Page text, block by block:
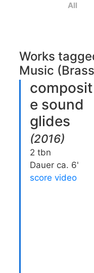
All
Works
Music
composit
e sound
glides
(2016)
2 tbn
Dauer ca. 6'
score video